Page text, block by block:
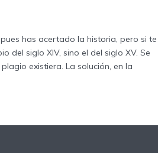
has acertado la historia, pero si te
del siglo XIV, sino el del siglo XV. Se
existiera. La solución, en la